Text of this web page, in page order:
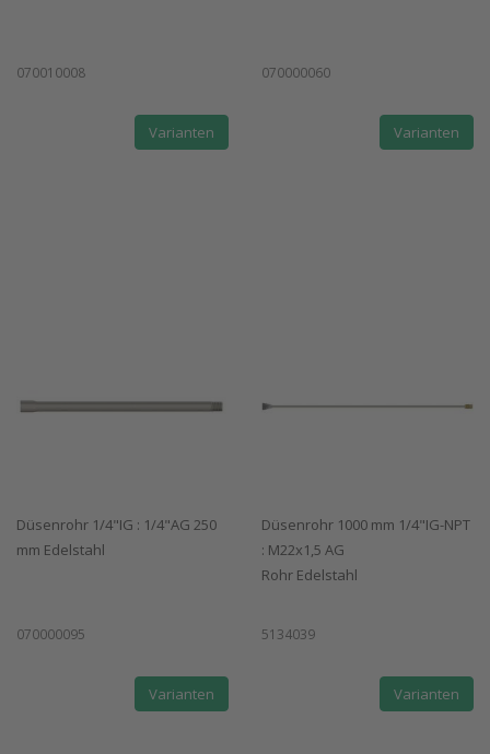
070010008
Varianten
070000060
Varianten
Düsenrohr 1/4"IG : 1/4"AG 250
mm Edelstahl
070000095
Varianten
Düsenrohr 1000 mm 1/4"IG-NPT
: M22x1,5 AG
Rohr Edelstahl
5134039
Varianten